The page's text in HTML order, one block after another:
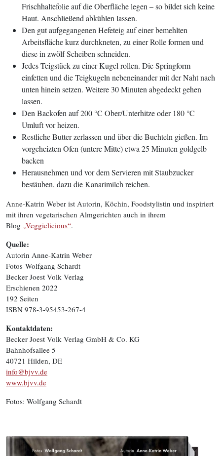
Frischhaltefolie auf die Oberfläche legen – so bildet sich keine
Haut. Anschließend abkühlen lassen.
Den gut aufgegangenen Hefeteig auf einer bemehlten
Arbeitsfläche kurz durchkneten, zu einer Rolle formen und
diese in zwölf Scheiben schneiden.
Jedes Teigstück zu einer Kugel rollen. Die Springform
einfetten und die Teigkugeln nebeneinander mit der Naht nach
unten hinein­ setzen. Weitere 30 Minuten abgedeckt gehen
lassen.
Den Backofen auf 200 °C Ober­/Unterhitze oder 180 °C
Umluft vor­ heizen.
Restliche Butter zerlassen und über die Buchteln gießen. Im
vorgeheizten Ofen (untere Mitte) etwa 25 Minuten goldgelb
backen
Herausnehmen und vor dem Servieren mit Staubzucker
bestäuben, dazu die Kanarimilch reichen.
Anne-Katrin Weber ist Autorin, Köchin, Foodstylistin und inspiriert
mit ihren vegetarischen Almgerichten auch in ihrem
Blog „Veggielicious“.
Quelle:
Autorin Anne-Katrin Weber
Fotos Wolfgang Schardt
Becker Joest Volk Verlag
Erschienen 2022
192 Seiten
ISBN 978-3-95453-267-4
Kontaktdaten:
Becker Joest Volk Verlag GmbH & Co. KG
Bahnhofsallee 5
40721 Hilden, DE
info@bjvv.de
www.bjvv.de
Fotos: Wolfgang Schardt